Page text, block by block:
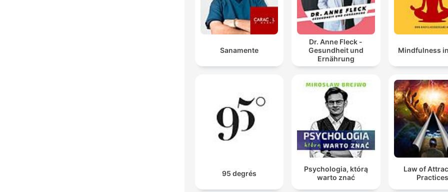
Sanamente
Dr. Anne Fleck -
Gesundheit und
Ernährung
Mindfulness
95 degrés
Psychologia, którą
warto znać
Law of
Practices